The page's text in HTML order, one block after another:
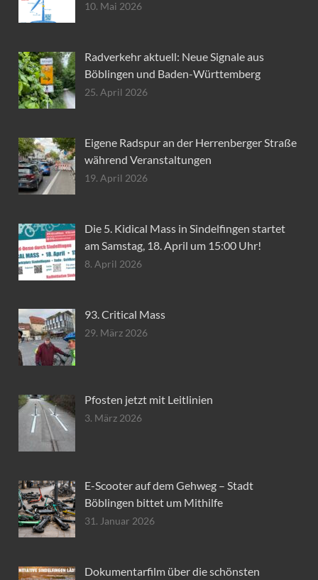
10. Mai 2026
Radverkehr aktuell: Neue Signale aus
Böblingen und Baden-Württemberg
25. April 2026
Eigene Radspur an der Herrenberger Straße
während Veranstaltungen
19. April 2026
Die 5. Kidical Mass in Sindelfingen startet
am Samstag, 18. April um 15:00 Uhr!
8. April 2026
93. Critical Mass
29. März 2026
Pfosten jetzt mit Leitlinien
3. März 2026
E-Scooter auf dem Gehweg – Stadt
Böblingen bittet um Mithilfe
31. Januar 2026
Dokumentarfilm über die schönsten